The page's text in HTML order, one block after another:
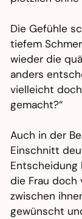
Die Gefühle
tiefem
wieder die
anders
vielleicht
gemacht?“
Auch in der
Einschnitt
die Frau doch
zwischen
gewünscht